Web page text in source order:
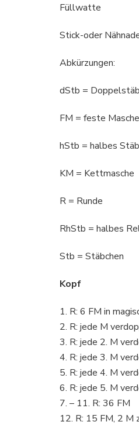
Füllwatte
Stick-oder
Abkürzungen:
dStb =
FM = feste Masche
hStb = halbes
KM = Kettmasche
R = Runde
RhStb = halbes
Stb = Stäbchen
Kopf
1. R: 6 FM in
2. R: jede M
3. R: jede 2. M
4. R: jede 3. M
5. R: jede 4. M
6. R: jede 5. M
7. – 11. R: 36 FM
12. R: 15 FM, 2 M